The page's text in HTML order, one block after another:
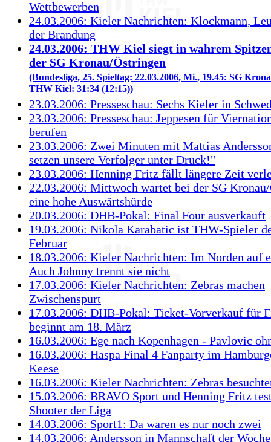
Wettbewerben
24.03.2006: Kieler Nachrichten: Klockmann,
der Brandung
24.03.2006: THW Kiel siegt in wahrem
der SG Kronau/Östringen
(Bundesliga, 25. Spieltag: 22.03.2006, Mi., 19.45: SG
THW Kiel: 31:34 (12:15))
23.03.2006: Presseschau: Sechs Kieler in
23.03.2006: Presseschau: Jeppesen für
berufen
23.03.2006: Zwei Minuten mit Mattias
setzen unsere Verfolger unter Druck!"
23.03.2006: Henning Fritz fällt längere Zeit
22.03.2006: Mittwoch wartet bei der SG
eine hohe Auswärtshürde
20.03.2006: DHB-Pokal: Final Four ausverkauft
19.03.2006: Nikola Karabatic ist THW-Spieler
Februar
18.03.2006: Kieler Nachrichten: Im Norden auf
Auch Johnny trennt sie nicht
17.03.2006: Kieler Nachrichten: Zebras machen
Zwischenspurt
17.03.2006: DHB-Pokal: Ticket-Vorverkauf für
beginnt am 18. März
16.03.2006: Ege nach Kopenhagen - Pavlovic
16.03.2006: Haspa Final 4 Fanparty im
Keese
16.03.2006: Kieler Nachrichten: Zebras
15.03.2006: BRAVO Sport und Henning Fritz
Shooter der Liga
14.03.2006: Sport1: Da waren es nur noch zwei
14.03.2006: Andersson in Mannschaft der Woche